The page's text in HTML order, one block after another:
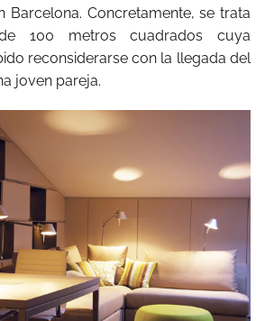
Barcelona. Concretamente, se trata
100 metros cuadrados cuya
reconsiderarse con la llegada del
joven pareja.